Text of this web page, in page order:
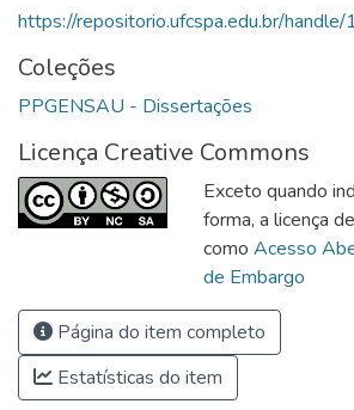
https://repositorio.ufcspa.edu.br/
Coleções
PPGENSAU - Dissertações
Licença Creative Commons
Exceto quando
forma, a licença
como Acesso
de Embargo
Página do item completo
Estatísticas do item